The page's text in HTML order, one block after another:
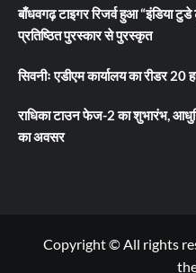
बाँधवगढ़ टाइगर रिजर्व हुआ “इंडिया
प्रतिष्ठित पुरस्कार से पुरस्कृत
सिवनीः एडीएम कार्यालय का रीडर 20
राधिका टाउन फेज-2 का शुभारंभ,
का अवसर
Copyright © All rights